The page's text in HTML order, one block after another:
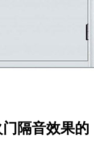
隔音效果的